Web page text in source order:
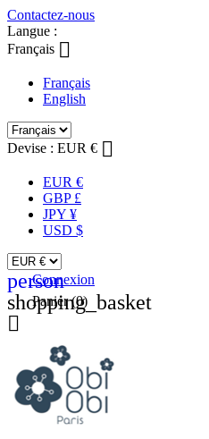
Contactez-nous
Langue :
Français 
Français
English
Devise : EUR € 
EUR €
GBP £
JPY ¥
USD $
person
Connexion
shopping_basket
Panier (0)
